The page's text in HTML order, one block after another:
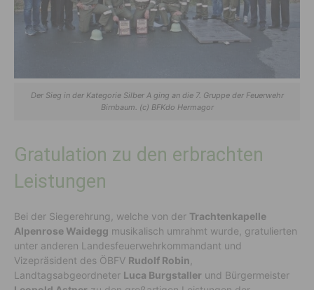
Der Sieg in der Kategorie Silber A ging an die 7. Gruppe der Feuerwehr
Birnbaum. (c) BFKdo Hermagor
Gratulation zu den erbrachten
Leistungen
Bei der Siegerehrung, welche von der Trachtenkapelle
Alpenrose Waidegg musikalisch umrahmt wurde, gratulierten
unter anderen Landesfeuerwehrkommandant und
Vizepräsident des ÖBFV Rudolf Robin
Landtagsabgeordneter Luca Burgstaller und Bürgermeister